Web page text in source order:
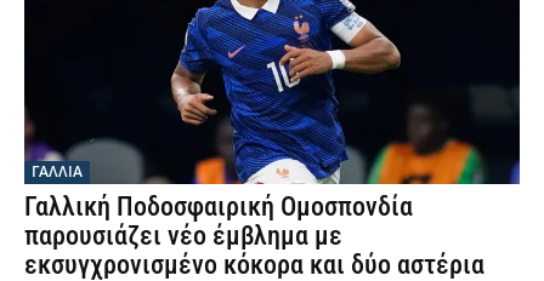
ΓΑΛΛΙΑ
Γαλλική Ποδοσφαιρική Ομοσπονδία
παρουσιάζει νέο έμβλημα με
εκσυγχρονισμένο κόκορα και δύο αστέρια